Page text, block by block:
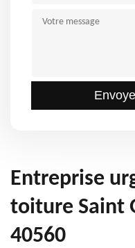
Entreprise
toiture Saint
40560